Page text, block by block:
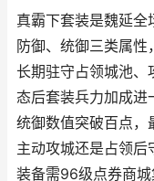
真霸下套装是魏延全
防御、统御三类属
长期驻守占领城池
态后套装兵力加成
统御数值突破百点，
主动攻城还是占领
装备需96级点券商